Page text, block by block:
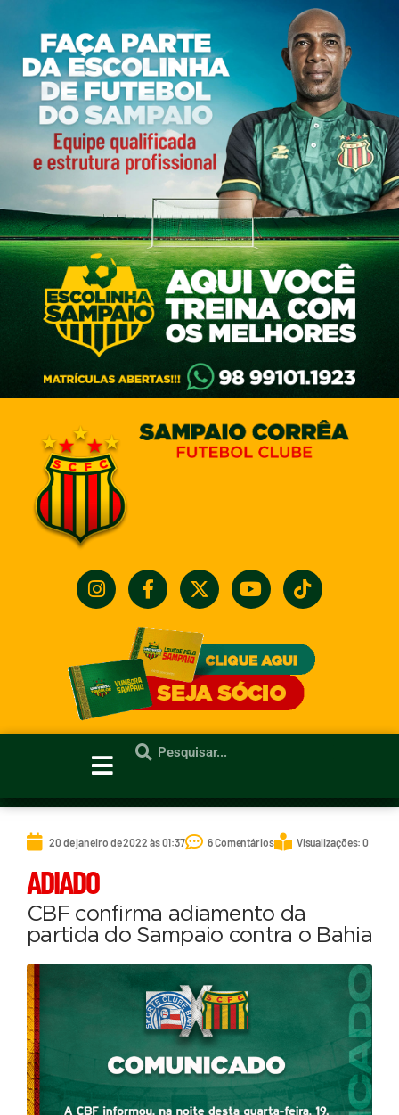
20 de janeiro de 2022 às 01:37 6 Comentários Visualizações: 0
ADIADO
CBF confirma adiamento da
partida do Sampaio contra o Bahia